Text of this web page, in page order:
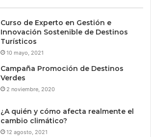
Curso de Experto en Gestión e
Innovación Sostenible de Destinos
Turísticos
10 mayo, 2021
Campaña Promoción de Destinos
Verdes
2 noviembre, 2020
¿A quién y cómo afecta realmente el
cambio climático?
12 agosto, 2021